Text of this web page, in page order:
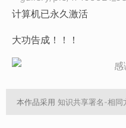
计算机已永久激活
大功告成！！！
本作品采用 知识共享署名-相同